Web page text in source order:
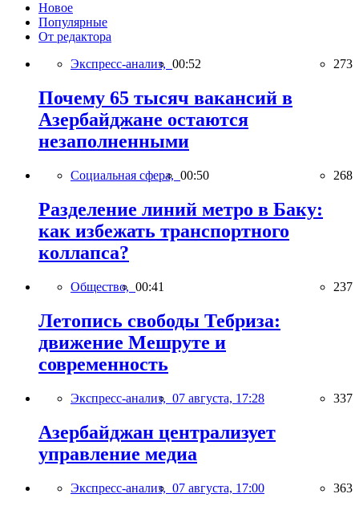
Новое
Популярные
От редактора
Экспресс-анализ, 00:52 273
Почему 65 тысяч вакансий в
Азербайджане остаются
незаполненными
Социальная сфера, 00:50 268
Разделение линий метро в Баку:
как избежать транспортного
коллапса?
Общество, 00:41 237
Летопись свободы Тебриза:
движение Мешруте и
современность
Экспресс-анализ, 07 августа, 17:28 337
Азербайджан централизует
управление медиа
Экспресс-анализ, 07 августа, 17:00 363